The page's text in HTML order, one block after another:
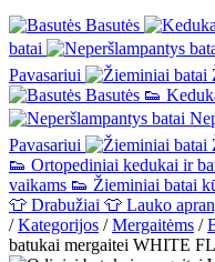
Basutės
batai
Pavasariui
Basutės 👟
Pavasariui
👟 Ortopediniai kedukai ir
vaikams 👟 Žieminiai batai
👕 Drabužiai 👕 Lauko
/ Kategorijos / Mergaitėms /
batukai mergaitei WHITE